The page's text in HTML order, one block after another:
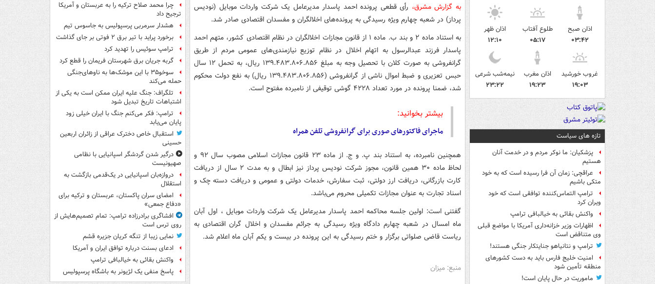
اذان صبح
۰۳:۴۲
طلوع آفتاب
۰۵:۱۷
اذان ظهر
۱۲:۱۰
غروب خورشید
۱۹:۰۳
اذان مغرب
۱۹:۲۳
نیمه‌شب شرعی
۲۳:۲۲
تازه های سیاست
پزشکیان: ما نوکر مردم و در خدمت آنان
هستیم
عراقچی: زمان آن فرا رسیده است که به خود
متکی باشیم
ترامپ التماس‌کننده توافقی است که خود
ویران کرد
واکنش بقائی به خیالبافی ترامپ
اظهارات وزیر خزانه‌داری آمریکا با مواضع قبلی
وی متناقض است
ترامپ و نتانیاهو جنایتکار جنگی هستند!
امنیت خلیج فارس باید به دست کشورهای
منطقه تأمین شود
ماموریت در حال پایان است!
به گزارش مشرق، رأی قطعی پرونده احمد پاسدار مدیرعامل یک شرکت واردات موبایل (نودیس
پرداز) در شعبه چهارم ویژه رسیدگی به پرونده‌های اخلالگران و مفسدان اقتصادی صادر شد.
به استناد ماده ۲ و بند ب. ماده ۱ از قانون مجازات اخلالگران در نظام اقتصادی کشور، متهم احمد
پاسدار فرزند عبدالرسول به اتهام اخلال در نظام توزیع نیازمندی‌های عمومی مردم از طریق
گرانفروشی به صورت کلان با تحصیل وجه به مبلغ ۱۳۹.۴۸۳.۸۰۶.۸۵۶ ریال، به تحمل ۱۲ سال
حبس تعزیری و ضبط اموال ناشی از گرانفروشی (۱۳۹.۴۸۳.۸۰۶.۸۵۶ ریال) به نفع دولت محکوم
شد، ضمنا پرونده در مورد تعداد ۴۲۲۸ گوشی توقیفی از نامبرده مفتوح است.
بیشتر بخوانید:
ماجرای فاکتورهای صوری برای گرانفروشی تلفن همراه
همچنین نامبرده، به استناد بند پ. و ج. از ماده ۲۳ قانون مجازات اسلامی مصوب سال ۹۲ و
لحاظ ماده ۳۰ همین قانون، مجوز شرکت نودیس پرداز نیز ابطال و به مدت ۲ سال از دریافت
کارت بازرگانی، دریافت ارز دولتی، ثبت سفارش، خدمات دولتی و عمومی و دریافت دسته چک و
اسناد تجارت به عنوان مجازات تکمیلی محروم می‌باشد.
گفتنی است: اولین جلسه محاکمه احمد پاسدار مدیرعامل یک شرکت واردات موبایل ، اول آبان
ماه امسال در شعبه چهارم دادگاه ویژه رسیدگی به جرائم مفسدان و اخلال گران اقتصادی به
ریاست قاضی صلواتی برگزار و ختم رسیدگی به این پرونده در بیست و یکم آبان ماه اعلام شد.
منبع: میزان
چرا محمد صلاح ترکیه را به عربستان و آمریکا
ترجیح داد
هشدار سرمربی پرسپولیس به جاسوس تیم
برخورد پراید با تیر برق ۲ فوتی بر جای گذاشت
ترامپ سوئیس را تهدید کرد
گربه جریان برق شهرستان فریمان را قطع کرد
سوخو۳۵ با این موشک‌ها به ناوهای‌جنگی
حمله می‌کند
تلگراف: جنگ علیه ایران ممکن است به یکی از
اشتباهات تاریخ تبدیل شود
ترامپ: فکر می‌کنم جنگ با ایران خیلی زود
پایان می‌یابد
استقبال خاص دخترک عراقی از زائران اربعین
حسینی
درگیر شدن گردشگر اسپانیایی با نظامی
صهیونیست
دروازه‌بان اسپانیایی در یک‌قدمی بازگشت به
استقلال
امضای سران پاکستان، عربستان و ترکیه برای
«دفاع جمعی»
افشاگری برادرزاده ترامپ: تمام تصمیم‌هایش از
روی ترس است
نمایی زیبا از تنگه کریان جزیره قشم
ادعای بسنت درباره توافق ایران و آمریکا
واکنش بقائی به خیالبافی ترامپ
پاسخ منفی یک لژیونر به باشگاه پرسپولیس